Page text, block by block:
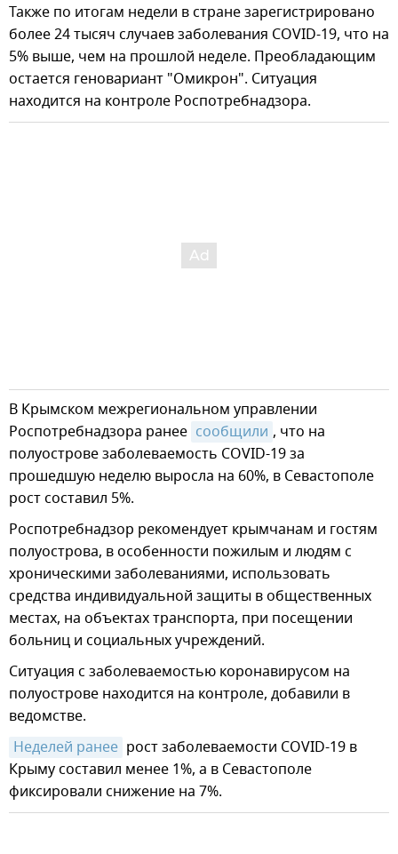
Также по итогам недели в стране зарегистрировано
более 24 тысяч случаев заболевания COVID-19, что на
5% выше, чем на прошлой неделе. Преобладающим
остается геновариант "Омикрон". Ситуация
находится на контроле Роспотребнадзора.
В Крымском межрегиональном управлении
Роспотребнадзора ранее сообщили , что на
полуострове заболеваемость COVID-19 за
прошедшую неделю выросла на 60%, в Севастополе
рост составил 5%.
Роспотребнадзор рекомендует крымчанам и гостям
полуострова, в особенности пожилым и людям с
хроническими заболеваниями, использовать
средства индивидуальной защиты в общественных
местах, на объектах транспорта, при посещении
больниц и социальных учреждений.
Ситуация с заболеваемостью коронавирусом на
полуострове находится на контроле, добавили в
ведомстве.
Неделей ранее рост заболеваемости COVID-19 в
Крыму составил менее 1%, а в Севастополе
фиксировали снижение на 7%.